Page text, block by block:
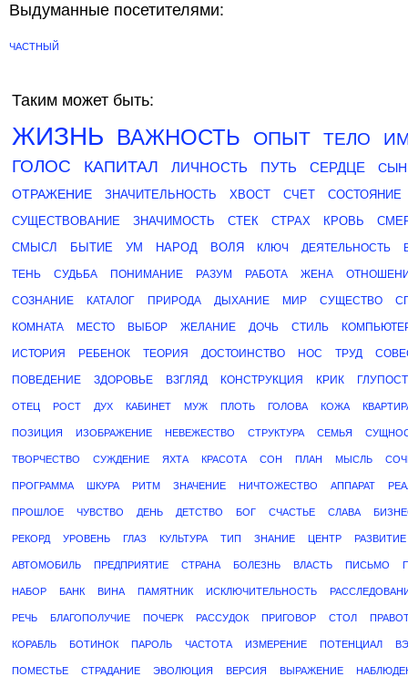
Выдуманные посетителями:
ЧАСТНЫЙ
Таким может быть:
ЖИЗНЬ ВАЖНОСТЬ ОПЫТ ТЕЛО
ГОЛОС
КАПИТАЛ ЛИЧНОСТЬ ПУТЬ СЕРДЦЕ
СЫН
ОТРАЖЕНИЕ
ЗНАЧИТЕЛЬНОСТЬ ХВОСТ СЧЕТ
СОСТОЯНИЕ
СУЩЕСТВОВАНИЕ
ЗНАЧИМОСТЬ СТЕК СТРАХ КРОВЬ
СМЫСЛ
БЫТИЕ УМ НАРОД ВОЛЯ КЛЮЧ ДЕЯТЕЛЬНОСТЬ
ТЕНЬ СУДЬБА ПОНИМАНИЕ РАЗУМ РАБОТА ЖЕНА
СОЗНАНИЕ КАТАЛОГ ПРИРОДА ДЫХАНИЕ МИР СУЩЕСТВО
КОМНАТА МЕСТО ВЫБОР ЖЕЛАНИЕ ДОЧЬ СТИЛЬ
ИСТОРИЯ РЕБЕНОК ТЕОРИЯ ДОСТОИНСТВО НОС ТРУД
ПОВЕДЕНИЕ ЗДОРОВЬЕ ВЗГЛЯД КОНСТРУКЦИЯ КРИК
ОТЕЦ РОСТ ДУХ КАБИНЕТ МУЖ ПЛОТЬ ГОЛОВА КОЖА
ПОЗИЦИЯ ИЗОБРАЖЕНИЕ НЕВЕЖЕСТВО СТРУКТУРА СЕМЬЯ
ТВОРЧЕСТВО СУЖДЕНИЕ ЯХТА КРАСОТА СОН ПЛАН МЫСЛЬ
ПРОГРАММА ШКУРА РИТМ ЗНАЧЕНИЕ НИЧТОЖЕСТВО АППАРАТ
ПРОШЛОЕ ЧУВСТВО ДЕНЬ ДЕТСТВО БОГ СЧАСТЬЕ СЛАВА
РЕКОРД УРОВЕНЬ ГЛАЗ КУЛЬТУРА ТИП ЗНАНИЕ ЦЕНТР РАЗВИТИЕ
АВТОМОБИЛЬ ПРЕДПРИЯТИЕ СТРАНА БОЛЕЗНЬ ВЛАСТЬ ПИСЬМО
НАБОР БАНК ВИНА ПАМЯТНИК ИСКЛЮЧИТЕЛЬНОСТЬ
РЕЧЬ БЛАГОПОЛУЧИЕ ПОЧЕРК РАССУДОК ПРИГОВОР СТОЛ
КОРАБЛЬ БОТИНОК ПАРОЛЬ ЧАСТОТА ИЗМЕРЕНИЕ ПОТЕНЦИАЛ
ПОМЕСТЬЕ СТРАДАНИЕ ЭВОЛЮЦИЯ ВЕРСИЯ ВЫРАЖЕНИЕ